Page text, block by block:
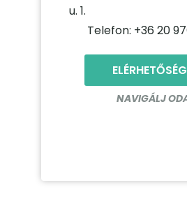
u. 1.
Telefon: +36 20
NAVIGÁLJ